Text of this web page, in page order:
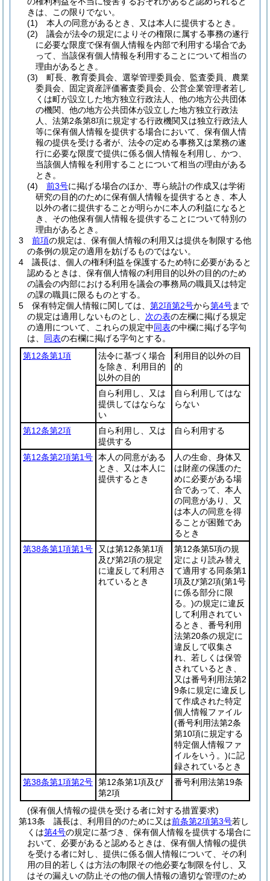
きは、この限りでない。
(1)
本人の同意があるとき、又は本人に提供するとき。
(2)
議会が法令の規定によりその権限に属する事務の遂行
に必要な限度で保有個人情報を内部で利用する場合であ
って、当該保有個人情報を利用することについて相当の
理由があるとき。
(3)
町長、教育委員会、選挙管理委員会、監査委員、農業
委員会、固定資産評価審査委員会、公営企業管理者若し
くは町が設立した地方独立行政法人、他の地方公共団体
の機関、他の地方公共団体が設立した地方独立行政法
人、法第2条第8項に規定する行政機関又は独立行政法人
等に保有個人情報を提供する場合において、保有個人情
報の提供を受ける者が、法令の定める事務又は業務の遂
行に必要な限度で提供に係る個人情報を利用し、かつ、
当該個人情報を利用することについて相当の理由がある
とき。
(4)
前3号に掲げる場合のほか、専ら統計の作成又は学術
研究の目的のために保有個人情報を提供するとき、本人
以外の者に提供することが明らかに本人の利益になると
き、その他保有個人情報を提供することについて特別の
理由があるとき。
3
前項の規定は、保有個人情報の利用又は提供を制限する他
の条例の規定の適用を妨げるものではない。
4
議長は、個人の権利利益を保護するため特に必要があると
認めるときは、保有個人情報の利用目的以外の目的のため
の議会の内部における利用を議会の事務局の職員又は特定
の課の職員に限るものとする。
5
保有特定個人情報に関しては、 第2項第2号から第4号まで
の規定は適用しないものとし、 次の表の左欄に掲げる規定
の適用について、これらの規定中同表の中欄に掲げる字句
は、 同表の右欄に掲げる字句とする。
第12条第1項
法令に基づく場合
を除き、利用目的
以外の目的
利用目的以外の目
的
自ら利用し、又は
提供してはならな
い
自ら利用してはな
らない
第12条第2項
自ら利用し、又は
提供する
自ら利用する
第12条第2項第1号 本人の同意がある
とき、又は本人に
提供するとき
人の生命、身体又
は財産の保護のた
めに必要がある場
合であって、本人
の同意があり、又
は本人の同意を得
ることが困難であ
るとき
第38条第1項第1号
又は第12条第1項
及び第2項の規定
に違反して利用さ
れているとき
第12条第5項の規
定により読み替え
て適用する同条第1
項及び第2項(第1号
に係る部分に限
る。)の規定に違反
して利用されてい
るとき、番号利用
法第20条の規定に
違反して収集さ
れ、若しくは保管
されているとき、
又は番号利用法第2
9条に規定に違反し
て作成された特定
個人情報ファイル
(番号利用法第2条
第10項に規定する
特定個人情報ファ
イルをいう。)に記
録されているとき
第38条第1項第2号 第12条第1項及び
第2項
番号利用法第19条
(保有個人情報の提供を受ける者に対する措置要求)
第13条
議長は、利用目的のために又は前条第2項第3号若し
くは第4号の規定に基づき、保有個人情報を提供する場合に
おいて、必要があると認めるときは、保有個人情報の提供
を受ける者に対し、提供に係る個人情報について、その利
用の目的若しくは方法の制限その他必要な制限を付し、又
はその漏えいの防止その他の個人情報の適切な管理のため